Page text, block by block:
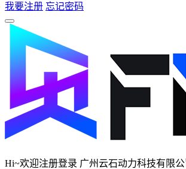
我要注册 忘记密码
Hi~欢迎注册登录 广州云石动力科技有限公